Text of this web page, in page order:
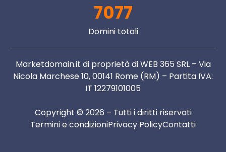
7077
Domini totali
Marketdomain.it di proprietà di WEB 365 SRL – Via
Nicola Marchese 10, 00141 Rome (RM) – Partita IVA:
IT 12279101005
Copyright © 2026 – Tutti i diritti riservati
Termini e condizioniPrivacy PolicyContatti